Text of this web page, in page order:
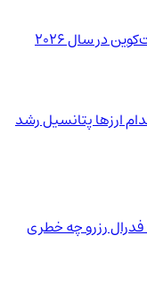
در سال 2026
ارزها پتانسیل رشد
رزرو چه خطری